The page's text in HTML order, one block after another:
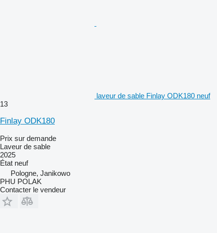
laveur de sable Finlay ODK180 neuf
13
Finlay ODK180
Prix sur demande
Laveur de sable
2025
État neuf
Pologne, Janikowo
PHU POLAK
Contacter le vendeur